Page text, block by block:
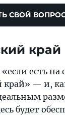
СВОЙ
«если есть на
край» — и,
будет